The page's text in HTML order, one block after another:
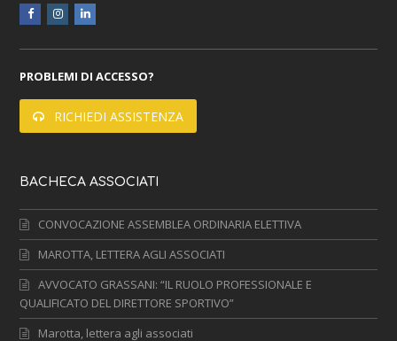
facebookinstagramlinkedin
PROBLEMI DI ACCESSO?
RICHIEDI ASSISTENZA
BACHECA ASSOCIATI
CONVOCAZIONE ASSEMBLEA ORDINARIA ELETTIVA
MAROTTA, LETTERA AGLI ASSOCIATI
AVVOCATO GRASSANI: “IL RUOLO PROFESSIONALE E
QUALIFICATO DEL DIRETTORE SPORTIVO”
Marotta, lettera agli associati